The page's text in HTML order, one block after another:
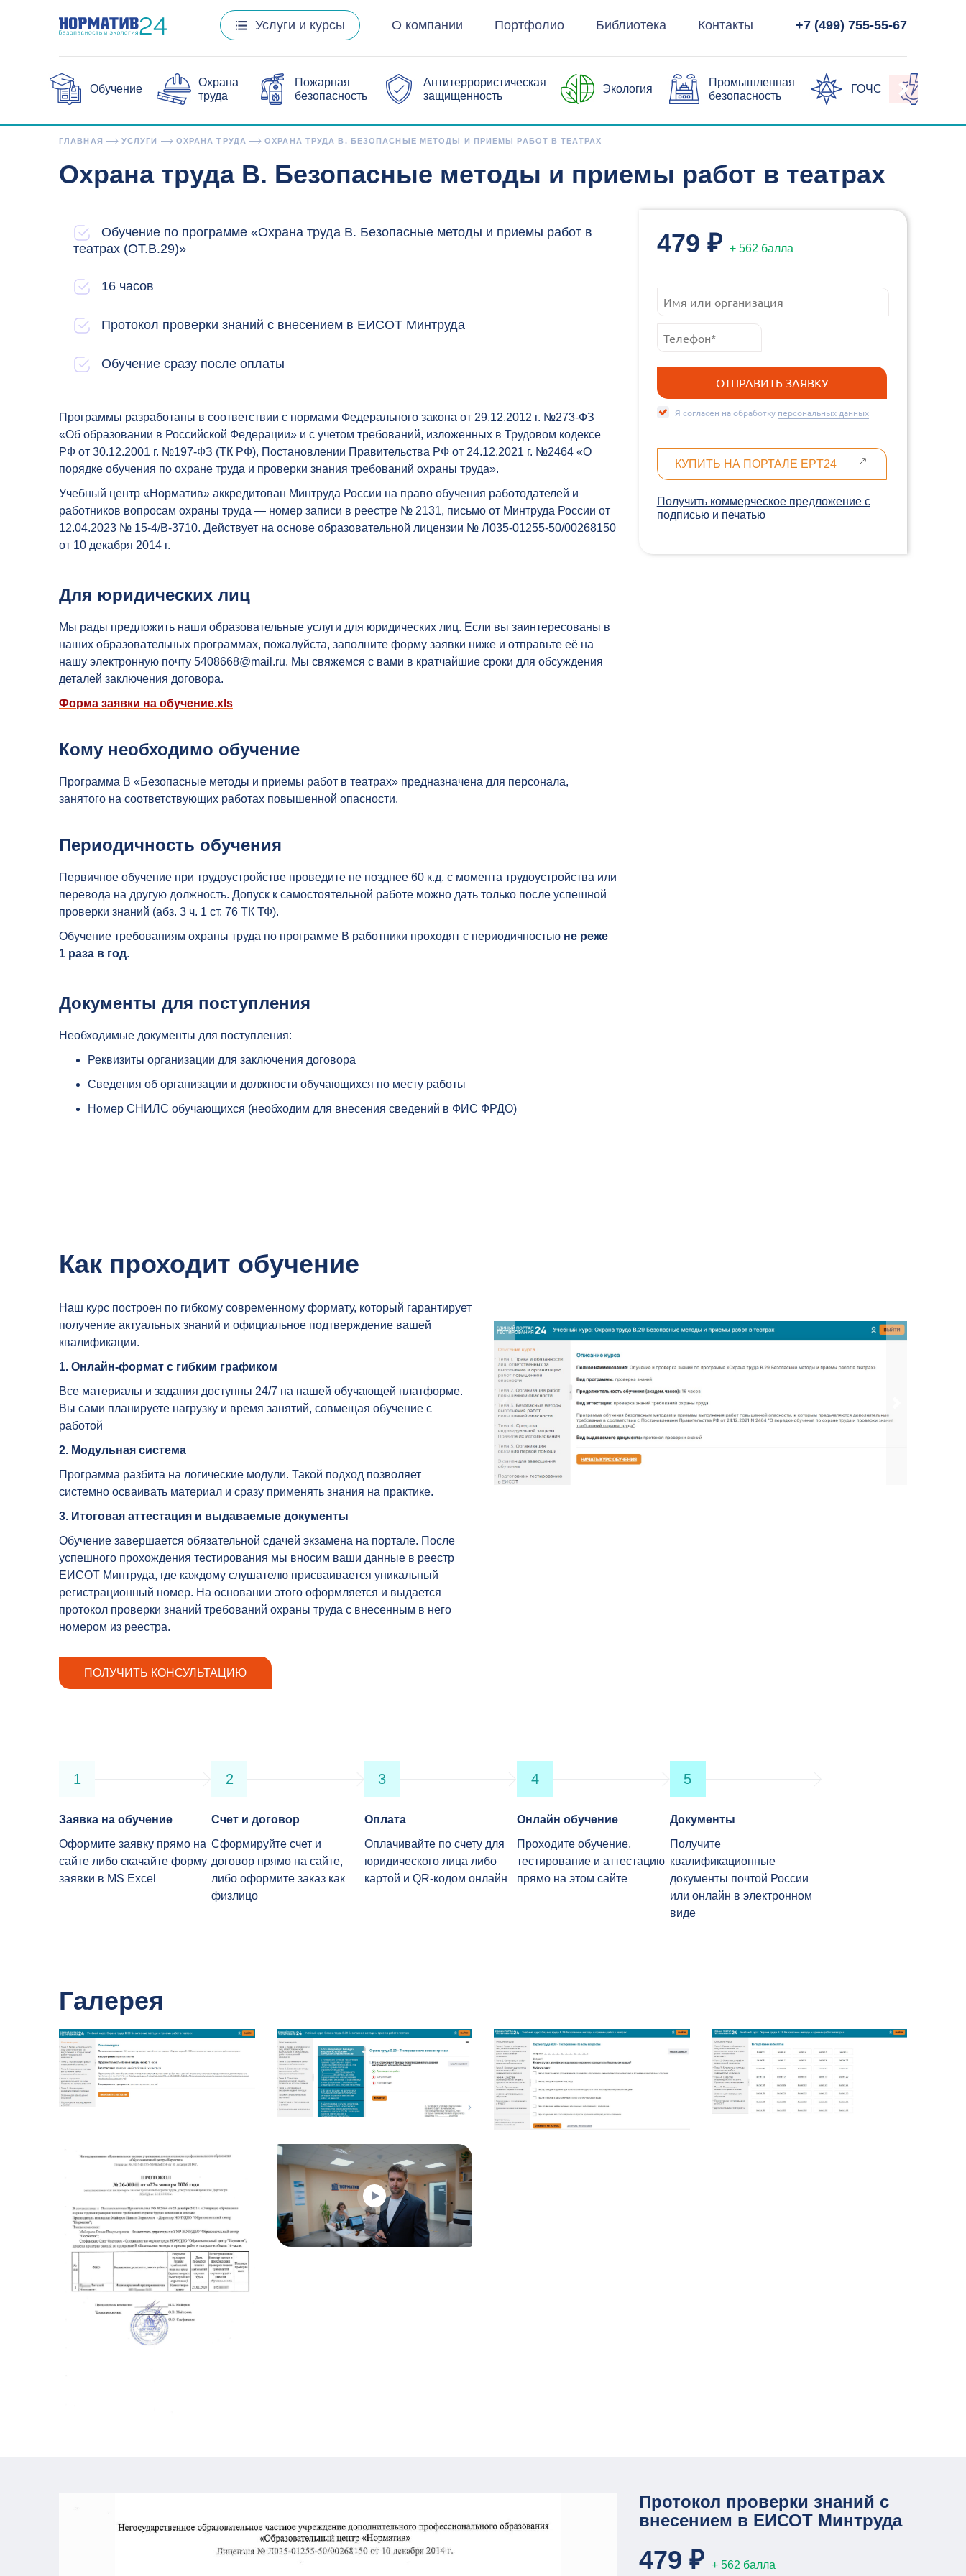
Услуги и курсы О компании Портфолио Библиотека Контакты +7 (499) 755-55-67
Обучение
Охрана
труда
Пожарная
безопасность
Антитеррористическая
защищенность
Экология
Промышленная
безопасность
ГОЧС
ГЛАВНАЯ УСЛУГИ ОХРАНА ТРУДА ОХРАНА ТРУДА В. БЕЗОПАСНЫЕ МЕТОДЫ И ПРИЕМЫ РАБОТ В ТЕАТРАХ
Охрана труда В. Безопасные методы и приемы работ в театрах
Обучение по программе «Охрана труда В. Безопасные методы и приемы работ в
театрах (ОТ.В.29)»
16 часов
Протокол проверки знаний с внесением в ЕИСОТ Минтруда
Обучение сразу после оплаты
Программы разработаны в соответствии с нормами Федерального закона от 29.12.2012 г. №273-ФЗ
«Об образовании в Российской Федерации» и с учетом требований, изложенных в Трудовом кодексе
РФ от 30.12.2001 г. №197-ФЗ (ТК РФ), Постановлении Правительства РФ от 24.12.2021 г. №2464 «О
порядке обучения по охране труда и проверки знания требований охраны труда».
Учебный центр «Норматив» аккредитован Минтруда России на право обучения работодателей и
работников вопросам охраны труда — номер записи в реестре № 2131, письмо от Минтруда России от
12.04.2023 № 15-4/В-3710. Действует на основе образовательной лицензии № Л035-01255-50/00268150
от 10 декабря 2014 г.
Для юридических лиц
Мы рады предложить наши образовательные услуги для юридических лиц. Если вы заинтересованы в
наших образовательных программах, пожалуйста, заполните форму заявки ниже и отправьте её на
нашу электронную почту 5408668@mail.ru. Мы свяжемся с вами в кратчайшие сроки для обсуждения
деталей заключения договора.
Форма заявки на обучение.xls
Кому необходимо обучение
Программа В «Безопасные методы и приемы работ в театрах» предназначена для персонала,
занятого на соответствующих работах повышенной опасности.
Периодичность обучения
Первичное обучение при трудоустройстве проведите не позднее 60 к.д. с момента трудоустройства или
перевода на другую должность. Допуск к самостоятельной работе можно дать только после успешной
проверки знаний (абз. 3 ч. 1 ст. 76 ТК ТФ).
Обучение требованиям охраны труда по программе В работники проходят с периодичностью не реже
1 раза в год.
Документы для поступления
Необходимые документы для поступления:
Реквизиты организации для заключения договора
Сведения об организации и должности обучающихся по месту работы
Номер СНИЛС обучающихся (необходим для внесения сведений в ФИС ФРДО)
479 ₽ + 562 балла
Я согласен на обработку персональных данных
КУПИТЬ НА ПОРТАЛЕ EPT24
Получить коммерческое предложение c
подписью и печатью
Как проходит обучение
Наш курс построен по гибкому современному формату, который гарантирует
получение актуальных знаний и официальное подтверждение вашей
квалификации.
1. Онлайн-формат с гибким графиком
Все материалы и задания доступны 24/7 на нашей обучающей платформе.
Вы сами планируете нагрузку и время занятий, совмещая обучение с
работой
2. Модульная система
Программа разбита на логические модули. Такой подход позволяет
системно осваивать материал и сразу применять знания на практике.
3. Итоговая аттестация и выдаваемые документы
Обучение завершается обязательной сдачей экзамена на портале. После
успешного прохождения тестирования мы вносим ваши данные в реестр
ЕИСОТ Минтруда, где каждому слушателю присваивается уникальный
регистрационный номер. На основании этого оформляется и выдается
протокол проверки знаний требований охраны труда с внесенным в него
номером из реестра.
ПОЛУЧИТЬ КОНСУЛЬТАЦИЮ
1
Заявка на обучение
Оформите заявку прямо на
сайте либо скачайте форму
заявки в MS Excel
2
Счет и договор
Сформируйте счет и
договор прямо на сайте,
либо оформите заказ как
физлицо
3
Оплата
Оплачивайте по счету для
юридического лица либо
картой и QR-кодом онлайн
4
Онлайн обучение
Проходите обучение,
тестирование и аттестацию
прямо на этом сайте
5
Документы
Получите
квалификационные
документы почтой России
или онлайн в электронном
виде
Галерея
Протокол проверки знаний с
внесением в ЕИСОТ Минтруда
479 ₽ + 562 балла